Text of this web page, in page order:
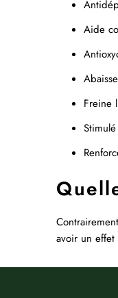
Aide
Freine
avoir un effet